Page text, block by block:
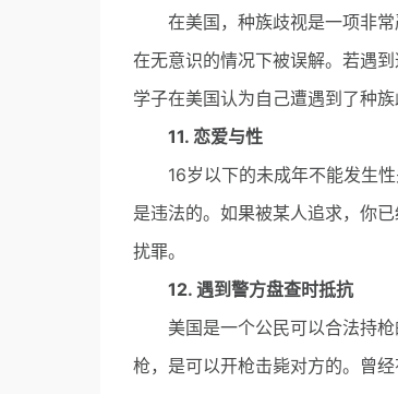
在美国，种族歧视是一项非常
在无意识的情况下被误解。若遇
学子在美国认为自己遭遇到了种
11. 恋爱与性
16岁以下的未成年不能发生性
是违法的。如果被某人追求，你
扰罪。
12. 遇到警方盘查时抵抗
美国是一个公民可以合法持枪
枪，是可以开枪击毙对方的。曾